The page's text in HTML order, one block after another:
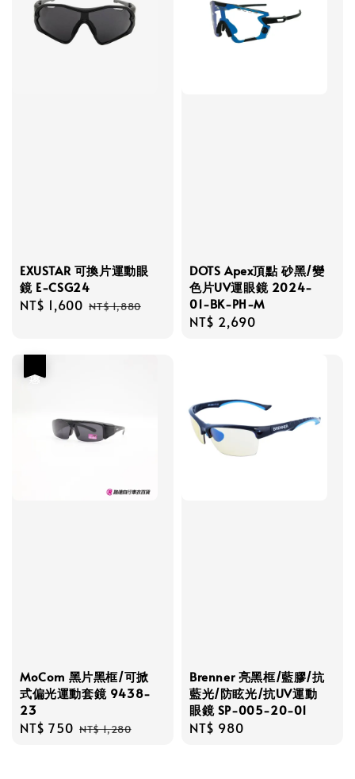
EXUSTAR 可換片運動眼
鏡 E-CSG24
Sale
NT$ 1,600 Regular
NT$ 1,880
DOTS Apex頂點 砂黑/變
色片UV運眼鏡 2024-
01-BK-PH-M
Regular
NT$ 2,690
MoCom 黑片黑框/可掀
式偏光運動套鏡 9438-
23
Sale
NT$ 750 Regular
NT$ 1,280
Brenner 亮黑框/藍膠/抗
藍光/防眩光/抗UV運動
眼鏡 SP-005-20-01
Regular
NT$ 980